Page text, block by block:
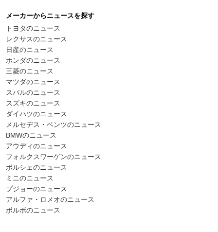
メーカーからニュースを探す
トヨタのニュース
レクサスのニュース
日産のニュース
ホンダのニュース
三菱のニュース
マツダのニュース
スバルのニュース
スズキのニュース
ダイハツのニュース
メルセデス・ベンツのニュース
BMWのニュース
アウディのニュース
フォルクスワーゲンのニュース
ポルシェのニュース
ミニのニュース
プジョーのニュース
アルファ・ロメオのニュース
ボルボのニュース